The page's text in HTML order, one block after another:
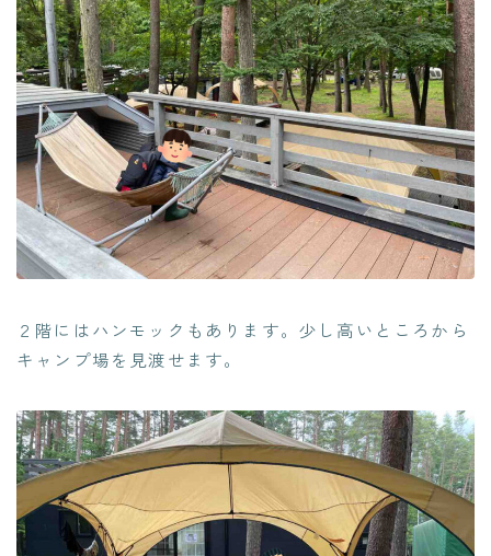
２階にはハンモックもあります。少し高いところから
キャンプ場を見渡せます。